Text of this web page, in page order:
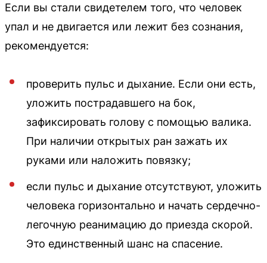
Если вы стали свидетелем того, что человек
упал и не двигается или лежит без сознания,
рекомендуется:
проверить пульс и дыхание. Если они есть,
уложить пострадавшего на бок,
зафиксировать голову с помощью валика.
При наличии открытых ран зажать их
руками или наложить повязку;
если пульс и дыхание отсутствуют, уложить
человека горизонтально и начать сердечно-
легочную реанимацию до приезда скорой.
Это единственный шанс на спасение.